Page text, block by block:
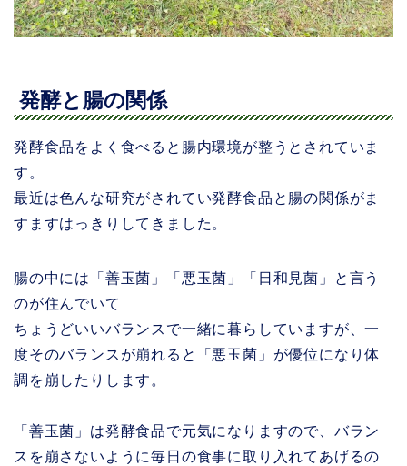
発酵と腸の関係
発酵食品をよく食べると腸内環境が整うとされていま
す。
最近は色んな研究がされてい発酵食品と腸の関係がま
すますはっきりしてきました。
腸の中には「善玉菌」「悪玉菌」「日和見菌」と言う
のが住んでいて
ちょうどいいバランスで一緒に暮らしていますが、一
度そのバランスが崩れると「悪玉菌」が優位になり体
調を崩したりします。
「善玉菌」は発酵食品で元気になりますので、バラン
スを崩さないように毎日の食事に取り入れてあげるの